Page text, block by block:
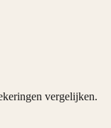
vergelijken.